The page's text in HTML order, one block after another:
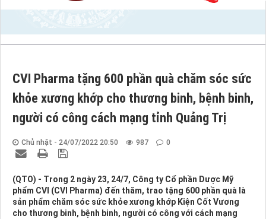
CVI Pharma tặng 600 phần quà chăm sóc sức
khỏe xương khớp cho thương binh, bệnh binh,
người có công cách mạng tỉnh Quảng Trị
Chủ nhật - 24/07/2022 20:50 987 0
(QTO) - Trong 2 ngày 23, 24/7, Công ty Cổ phần Dược Mỹ
phẩm CVI (CVI Pharma) đến thăm, trao tặng 600 phần quà là
sản phẩm chăm sóc sức khỏe xương khớp Kiện Cốt Vương
cho thương binh, bệnh binh, người có công với cách mạng